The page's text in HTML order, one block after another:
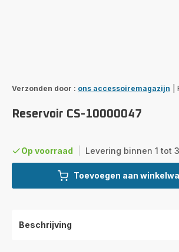
Verzonden door : ons accessoiremagazijn
Reservoir CS-10000047
Op voorraad Levering binnen 1 tot
Toevoegen aan
Beschrijving